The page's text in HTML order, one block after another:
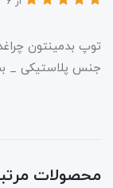
توپ بدمینتون
جنس پلاستیکی _ بسته
محصولات